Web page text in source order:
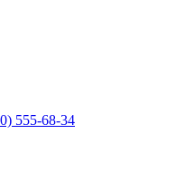
555-68-34